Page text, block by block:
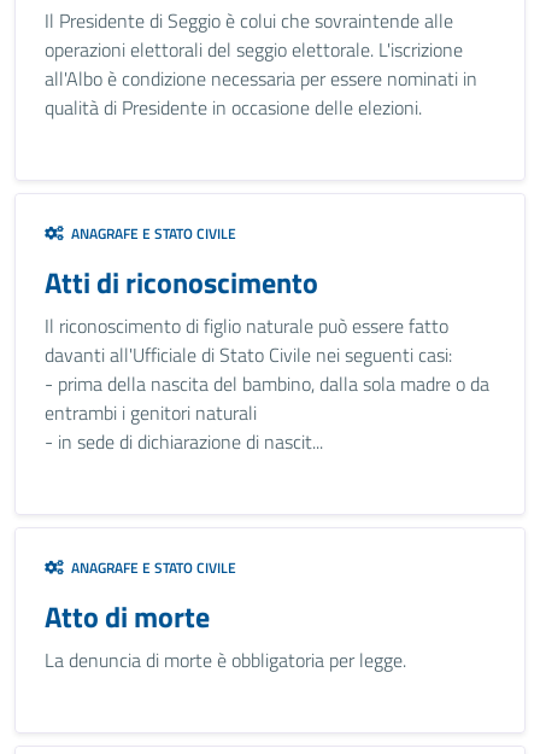
Il Presidente di Seggio è colui che sovraintende alle
operazioni elettorali del seggio elettorale. L'iscrizione
all'Albo è condizione necessaria per essere nominati in
qualità di Presidente in occasione delle elezioni.
ANAGRAFE E STATO CIVILE
Atti di riconoscimento
Il riconoscimento di figlio naturale può essere fatto
davanti all'Ufficiale di Stato Civile nei seguenti casi:
- prima della nascita del bambino, dalla sola madre o da
entrambi i genitori naturali
- in sede di dichiarazione di nascit...
ANAGRAFE E STATO CIVILE
Atto di morte
La denuncia di morte è obbligatoria per legge.